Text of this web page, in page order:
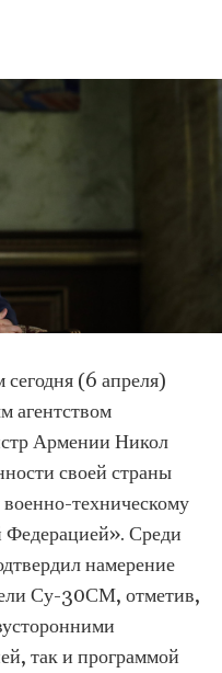
(6 апреля)
агентством
Армении Никол
своей страны
техническому
Федерацией». Среди
намерение
Су-30СМ, отметив,
так и программой